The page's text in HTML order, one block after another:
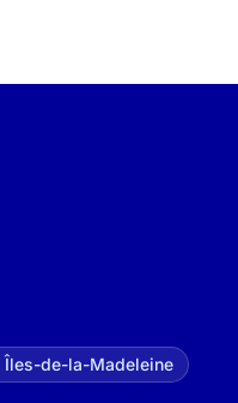
Îles-de-la-Madeleine